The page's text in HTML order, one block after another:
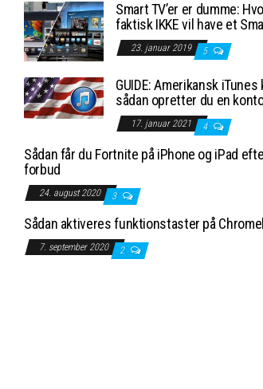
Smart TV’er er dumme:
faktisk IKKE vil have et
23. januar 2019 5
GUIDE: Amerikansk
sådan opretter du en
17. januar 2021 4
Sådan får du Fortnite på iPhone og iPad
forbud
24. august 2020 3
Sådan aktiveres funktionstaster på
7. september 2020 2